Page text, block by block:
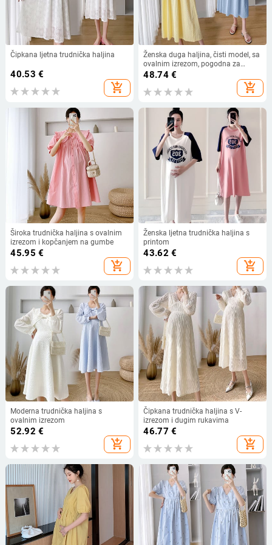
Čipkana ljetna trudnička haljina
40.53 €
add_shopping_cart
Ženska duga haljina, čisti model, sa
ovalnim izrezom, pogodna za
trudnice
48.74€
add_shopping_cart
Široka trudnička haljina s ovalnim
izrezom i kopčanjem na gumbe
45.95 €
add_shopping_cart
Ženska ljetna trudnička haljina s
printom
43.62 €
add_shopping_cart
Moderna trudnička haljina s
ovalnim izrezom
52.92 €
add_shopping_cart
Čipkana trudnička haljina s V-
izrezom i dugim rukavima
46.77 €
add_shopping_cart